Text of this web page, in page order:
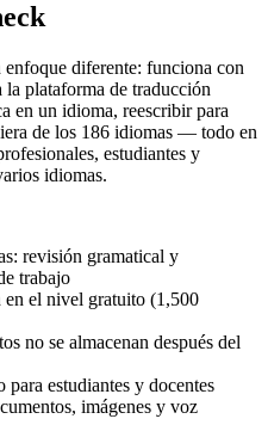
enfoque diferente: funciona con
plataforma de traducción
en un idioma, reescribir para
de los 186 idiomas — todo en
estudiantes y
idiomas.
revisión gramatical y
trabajo
el nivel gratuito (1,500
no se almacenan después del
para estudiantes y docentes
imágenes y voz